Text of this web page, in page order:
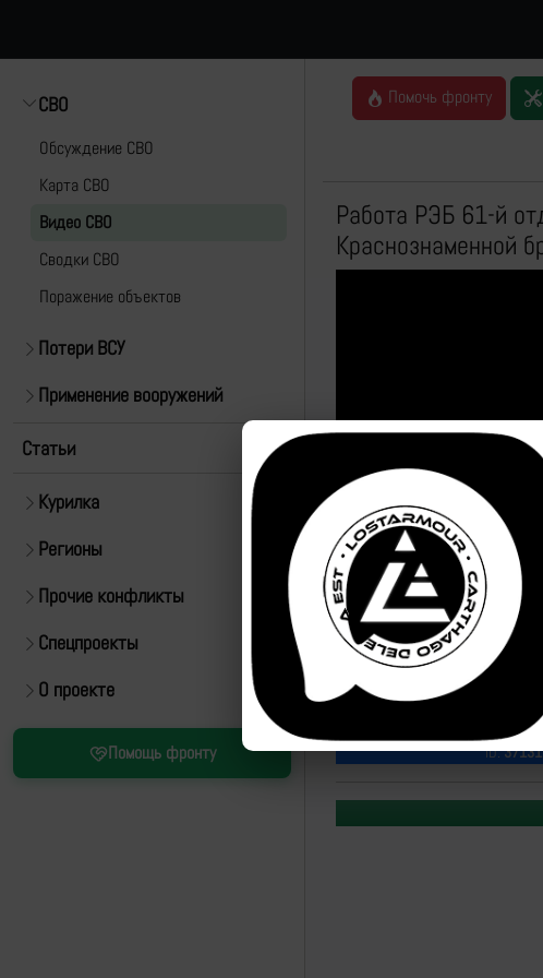
СВО
Обсуждение СВО
Карта СВО
Видео СВО
Cводки СВО
Поражение объектов
Потери ВСУ
Применение вооружений
Статьи
Курилка
Регионы
Прочие конфликты
Спецпроекты
О проекте
Помощь фронту
Помочь фронту
Работа РЭБ 61-й
Краснознаменной
Источник:https://t.me/
ID:37131